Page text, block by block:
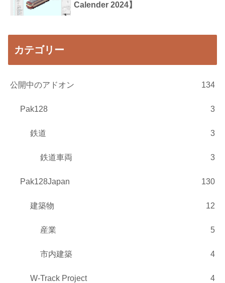
Calender 2024】
カテゴリー
公開中のアドオン 134
Pak128 3
鉄道 3
鉄道車両 3
Pak128Japan 130
建築物 12
産業 5
市内建築 4
W-Track Project 4